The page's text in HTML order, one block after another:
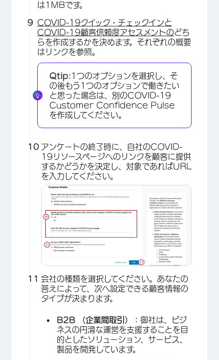
×
×
×
は1MBです。
COVID-19クイック・チェックインと
COVID-19顧客信頼度アセスメントのどち
らを作成するかを決めます。それぞれの概要
はリンクを参照。
Qtip: 1つのオプションを選択し、そ
の後もう1つのオプションで働きたい
と思った場合は、別のCOVID-19
Customer Confidence Pulse
を作成してください。
アンケートの終了時に、自社のCOVID-
19リソースページへのリンクを顧客に提供
するかどうかを決定し、対象であればURL
を入力してください。
会社の種類を選択してください。あなたの
答えによって、次へ設定できる顧客情報の
タイプが決まります。
B2B （企業間取引） ： 御社は、ビジ
ネスの円滑な運営を支援することを目
的としたソリューション、サービス、
製品を開発しています。